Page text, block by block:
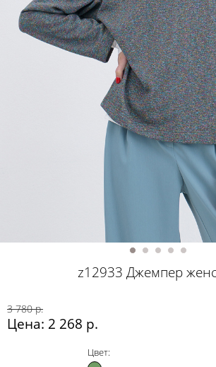
z12933 Джемпер
3 780 р.
Цена: 2 268 р.
Цвет: